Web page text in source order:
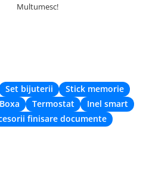
Multumesc!
Set bijuterii
Stick memorie
Boxa Termostat
Inel smart
finisare documente